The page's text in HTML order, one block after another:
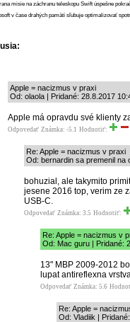
misie na záchranu teleskopu Swift úspešne
v čase drahých pamätí sľubuje optimalizovať
Apple = nacizmus v praxi
Od: olaola | Pridané: 28.8.2017
Apple má opravdu své klienty
Odpovedať Známka: -5.1 Hodnotiť:
Re: Apple = nacizmus v praxi
Od: bernardin sa premenil na
bohuzial, ale takymito
jesene 2016 top, verim ze
USB-C.
Odpovedať Známka: 3.5 Hodnotiť:
Re: Apple = nacizmus v
Od: Mac guru | Pridané:
13" MBP 2009-2012
lupat antireflexna
Odpovedať Známka: 5.6
Re: Apple =
Od: Vladiik |